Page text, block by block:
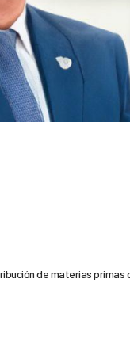
de materias primas